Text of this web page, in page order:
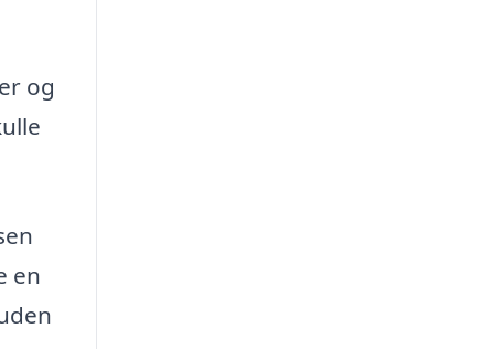
og
en